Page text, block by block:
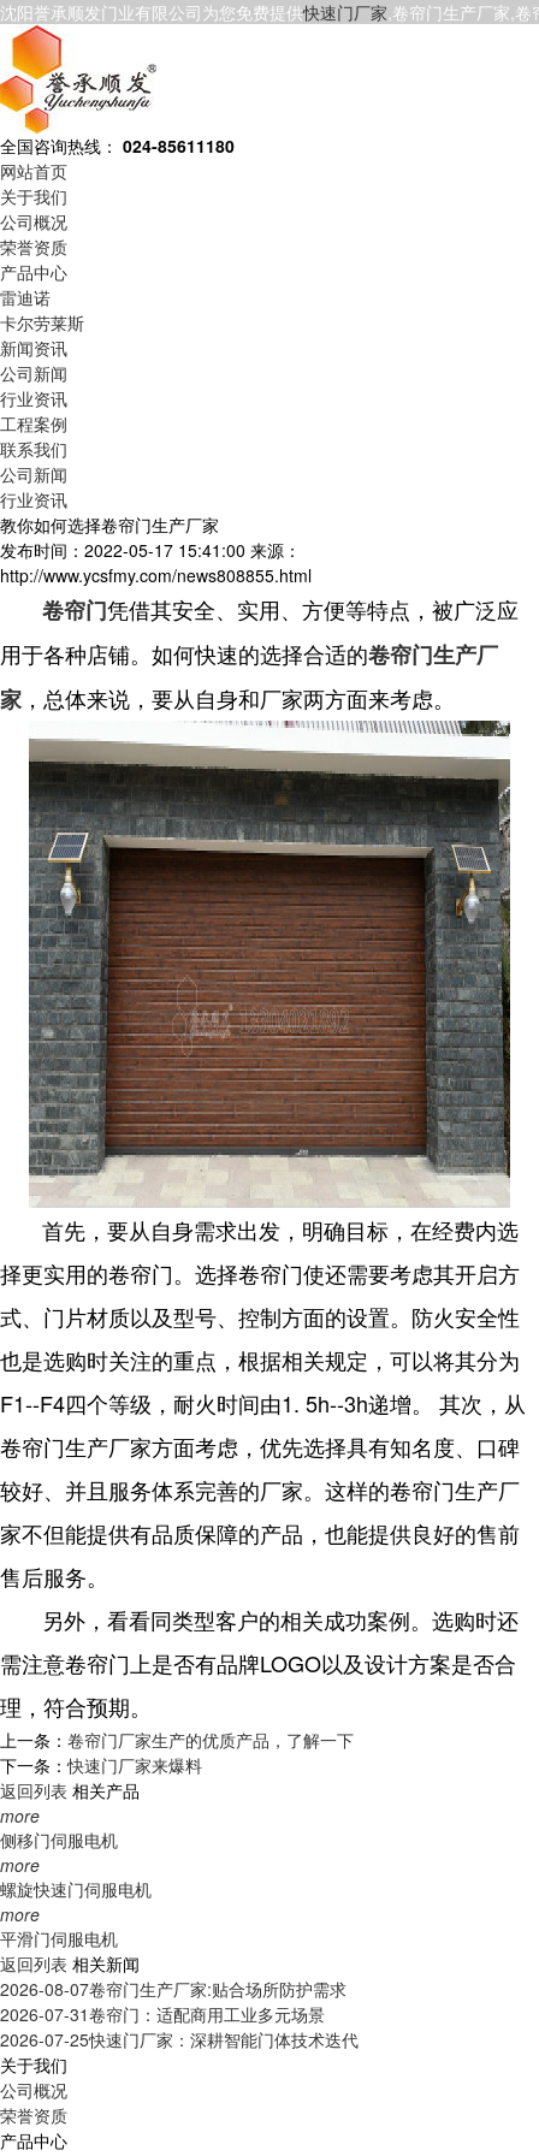
沈阳誉承顺发门业有限公司为您免费提供快速门厂家,卷帘门生产厂家,
全国咨询热线： 024-85611180
网站首页
关于我们
公司概况
荣誉资质
产品中心
雷迪诺
卡尔劳莱斯
新闻资讯
公司新闻
行业资讯
工程案例
联系我们
公司新闻
行业资讯
教你如何选择卷帘门生产厂家
发布时间：2022-05-17 15:41:00 来源：
http://www.ycsfmy.com/news808855.html
卷帘门凭借其安全、实用、方便等特点，被广泛应
用于各种店铺。如何快速的选择合适的卷帘门生产厂
家 ，总体来说，要从自身和厂家两方面来考虑。
首先，要从自身需求出发，明确目标，在经费内选
择更实用的卷帘门。选择卷帘门使还需要考虑其开启方
式、门片材质以及型号、控制方面的设置。防火安全性
也是选购时关注的重点，根据相关规定，可以将其分为
F1--F4四个等级，耐火时间由1. 5h--3h递增。 其次，从
卷帘门生产厂家方面考虑，优先选择具有知名度、口碑
较好、并且服务体系完善的厂家。这样的卷帘门生产厂
家不但能提供有品质保障的产品，也能提供良好的售前
售后服务。
另外，看看同类型客户的相关成功案例。选购时还
需注意卷帘门上是否有品牌LOGO以及设计方案是否合
理，符合预期。
上一条： 卷帘门厂家生产的优质产品，了解一下
下一条：快速门厂家来爆料
返回列表 相关产品
more
侧移门伺服电机
more
螺旋快速门伺服电机
more
平滑门伺服电机
返回列表 相关新闻
2026-08-07卷帘门生产厂家:贴合场所防护需求
2026-07-31卷帘门：适配商用工业多元场景
2026-07-25快速门厂家：深耕智能门体技术迭代
关于我们
公司概况
荣誉资质
产品中心